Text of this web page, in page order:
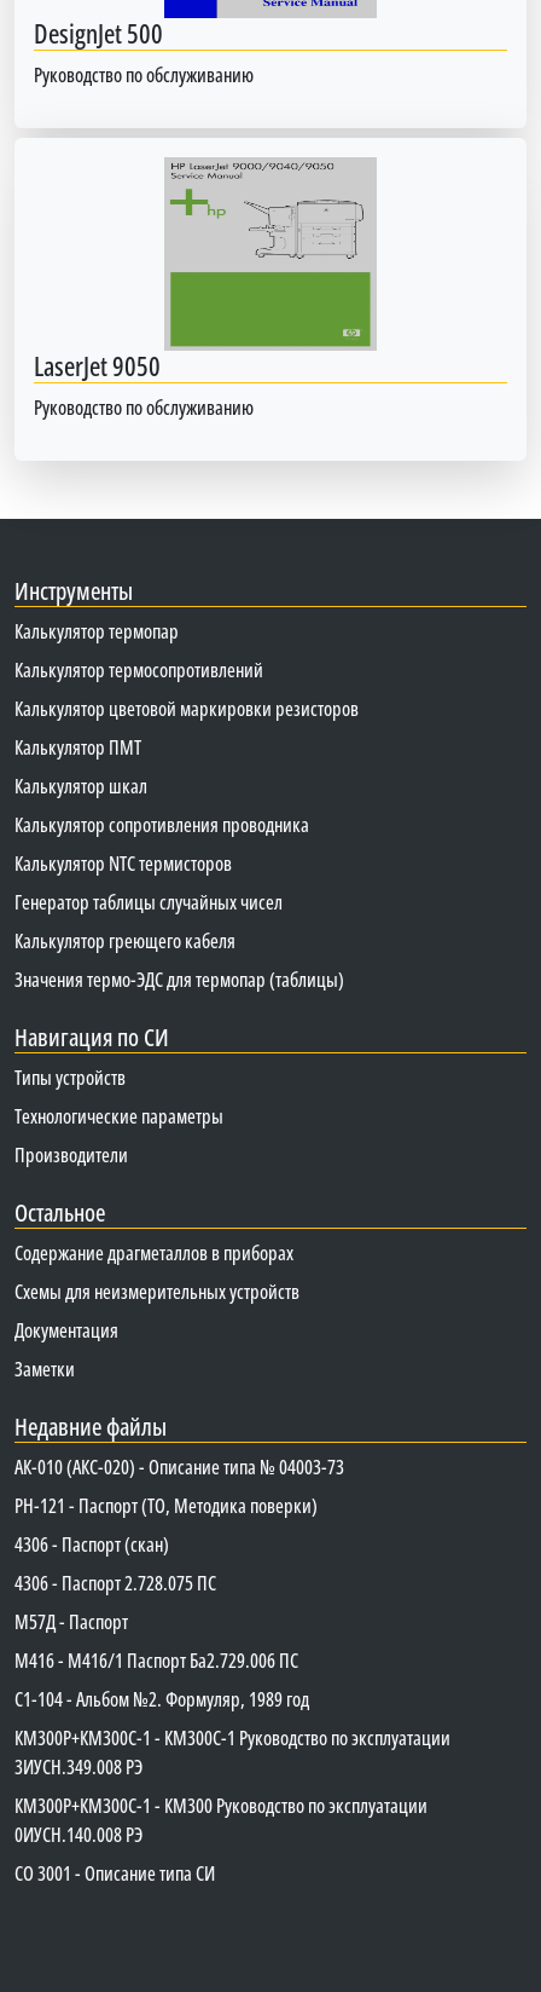
DesignJet 500
Руководство по обслуживанию
LaserJet 9050
Руководство по обслуживанию
Инструменты
Калькулятор термопар
Калькулятор термосопротивлений
Калькулятор цветовой маркировки резисторов
Калькулятор ПМТ
Калькулятор шкал
Калькулятор сопротивления проводника
Калькулятор NTC термисторов
Генератор таблицы случайных чисел
Калькулятор греющего кабеля
Значения термо-ЭДС для термопар (таблицы)
Навигация по СИ
Типы устройств
Технологические параметры
Производители
Остальное
Содержание драгметаллов в приборах
Схемы для неизмерительных устройств
Документация
Заметки
Недавние файлы
АК-010 (АКС-020) - Описание типа № 04003-73
PH-121 - Паспорт (ТО, Методика поверки)
4306 - Паспорт (скан)
4306 - Паспорт 2.728.075 ПС
М57Д - Паспорт
М416 - М416/1 Паспорт Ба2.729.006 ПС
C1-104 - Альбом №2. Формуляр, 1989 год
КМ300Р+КМ300С-1 - КМ300C-1 Руководство по эксплуатации
3ИУСН.349.008 РЭ
КМ300Р+КМ300С-1 - КМ300 Руководство по эксплуатации
0ИУСН.140.008 РЭ
СО 3001 - Описание типа СИ